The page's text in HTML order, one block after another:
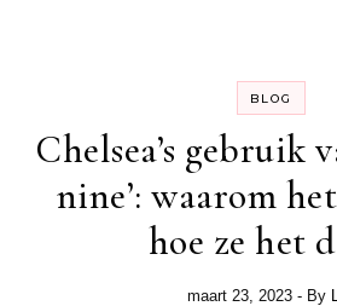
BLOG
Chelsea’s gebruik
nine’: waarom
hoe ze het
maart 23, 2023 - By